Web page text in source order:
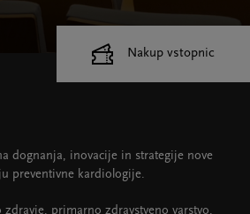
dognanja, inovacije in strategije nove
preventivne kardiologije.
zdravje, primarno zdravstveno varstvo,
Nakup vstopnic